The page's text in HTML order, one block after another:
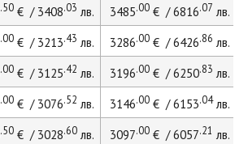
.50€ / 3408.03 лв. 3485.00€ / 6816.07 лв.
.00€ / 3213.43 лв. 3286.00€ / 6426.86 лв.
.00€ / 3125.42 лв. 3196.00€ / 6250.83 лв.
.00€ / 3076.52 лв. 3146.00€ / 6153.04лв.
.50€ / 3028.60лв. 3097.00€ / 6057.21 лв.